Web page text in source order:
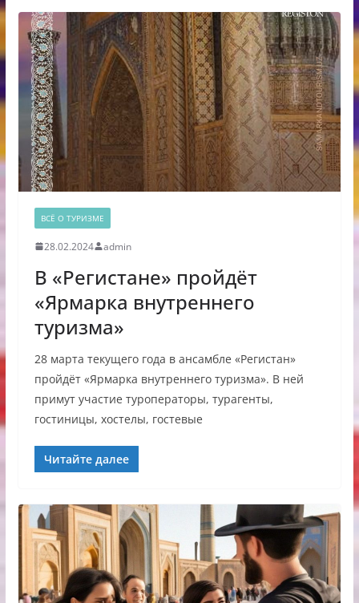
ВСЁ О ТУРИЗМЕ
28.02.2024 admin
В «Регистане» пройдёт
«Ярмарка внутреннего
туризма»
28 марта текущего года в ансамбле «Регистан»
пройдёт «Ярмарка внутреннего туризма». В ней
примут участие туроператоры, турагенты,
гостиницы, хостелы, гостевые
Читайте далее